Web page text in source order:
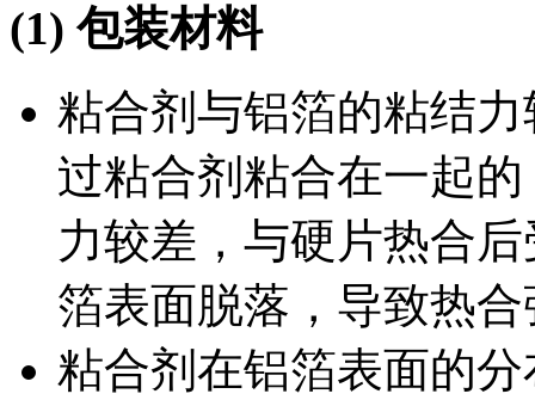
(1)包装材料
粘合剂与铝箔的粘结
过粘合剂粘合在一起
力较差，与硬片热合
箔表面脱落，导致热
粘合剂在铝箔表面的